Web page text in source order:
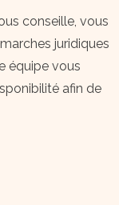
conseille, vous
juridiques
équipe vous
afin de